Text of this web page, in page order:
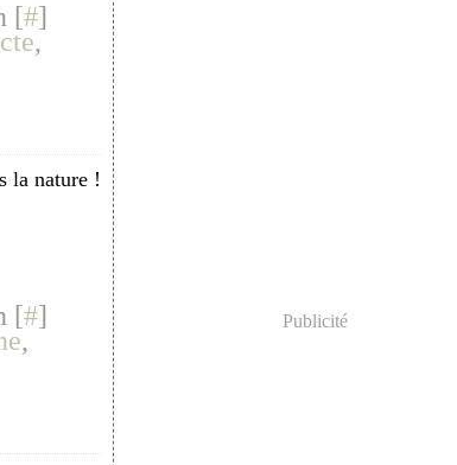
[#]
,
[#]
,
Publicité